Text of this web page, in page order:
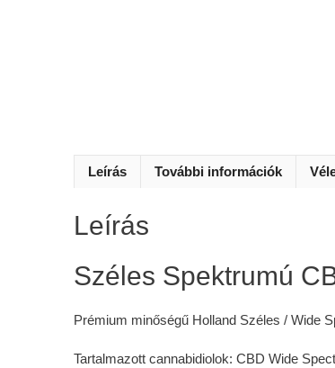
Leírás További információk
Leírás
Széles Spektrumú
Prémium minőségű Holland Széles / Wide
Tartalmazott cannabidiolok: CBD Wide